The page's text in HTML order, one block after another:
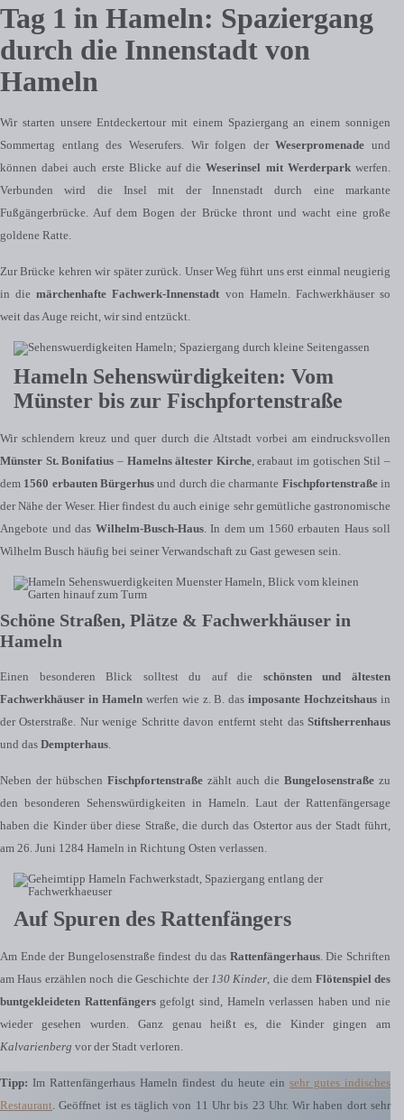
Tag 1 in Hameln: Spaziergang
durch die Innenstadt von
Hameln
Wir starten unsere Entdeckertour mit einem Spaziergang an einem sonnigen
Sommertag entlang des Weserufers. Wir folgen derWeserpromenade und
können dabei auch erste Blicke auf dieWeserinsel mit Werderparkwerfen.
Verbunden wird die Insel mit der Innenstadt durch eine markante
Fußgängerbrücke. Auf dem Bogen der Brücke thront und wacht eine große
goldene Ratte.
Zur Brücke kehren wir später zurück. Unser Weg führt uns erst einmal neugierig
in diemärchenhafte Fachwerk-Innenstadt von Hameln. Fachwerkhäuser so
weit das Auge reicht, wir sind entzückt.
Hameln Sehenswürdigkeiten: Vom
Münster bis zur Fischpfortenstraße
Wir schlendern kreuz und quer durch die Altstadt vorbei am eindrucksvollen
Münster St. Bonifatius – Hamelns ältester Kirche, erabaut im gotischen Stil –
dem 1560 erbauten Bürgerhus und durch die charmante Fischpfortenstraßein
der Nähe der Weser. Hier findest du auch einige sehr gemütliche gastronomische
Angebote und das Wilhelm-Busch-Haus. In dem um 1560 erbauten Haus soll
Wilhelm Busch häufig bei seiner Verwandschaft zu Gast gewesen sein.
Schöne Straßen, Plätze & Fachwerkhäuser in
Hameln
Einen besonderen Blick solltest du auf die schönsten und ältesten
Fachwerkhäuser in Hamelnwerfen wie z. B. dasimposante Hochzeitshaus in
der Osterstraße. Nur wenige Schritte davon entfernt steht das Stiftsherrenhaus
und das Dempterhaus
Neben der hübschen Fischpfortenstraße zählt auch die Bungelosenstraße zu
den besonderen Sehenswürdigkeiten in Hameln. Laut der Rattenfängersage
haben die Kinder über diese Straße, die durch das Ostertor aus der Stadt führt,
am 26. Juni 1284 Hameln in Richtung Osten verlassen.
Auf Spuren des Rattenfängers
Am Ende der Bungelosenstraße findest du das Rattenfängerhaus. Die Schriften
am Haus erzählen noch die Geschichte der 130 Kinder , die dem Flötenspiel des
buntgekleideten Rattenfängersgefolgt sind, Hameln verlassen haben und nie
wieder gesehen wurden. Ganz genau heißt es, die Kinder gingen am
Kalvarienberg vor der Stadt verloren.
Tipp: Im Rattenfängerhaus Hameln findest du heute ein sehr gutes indisches
Restaurant . Geöffnet ist es täglich von 11 Uhr bis 23 Uhr. Wir haben dort sehr